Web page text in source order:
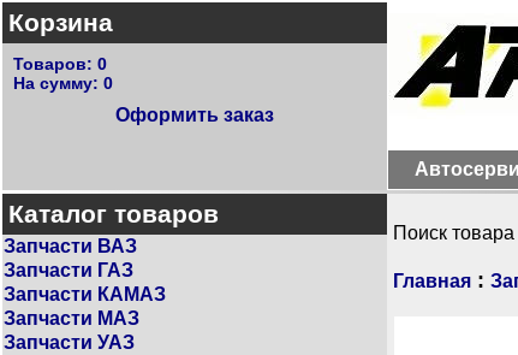
Корзина
Товаров: 0
На сумму: 0
Оформить заказ
Каталог товаров
Запчасти ВАЗ
Запчасти ГАЗ
Запчасти КАМАЗ
Запчасти МАЗ
Запчасти УАЗ
Поиск товара
Главная :